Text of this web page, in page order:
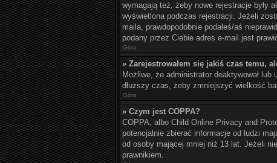
wymagają też, żeby nowe rejestracje były
wyświetlona podczas rejestracji. Jeżeli
maila, prawdopodobnie podałeś/aś
podany przez Ciebie adres e-mail jest
Góra
» Zarejestrowałem się jakiś czas temu,
Możliwe, że administrator deaktywował
dłuższy czas, żeby zmniejszyć wielkość
Góra
» Czym jest COPPA?
COPPA, albo Child Online Privacy and
potencjalnie zbierać informacje od ludzi
od osoby mającej mniej niż 13 lat. Jeżeli
prawnikiem.